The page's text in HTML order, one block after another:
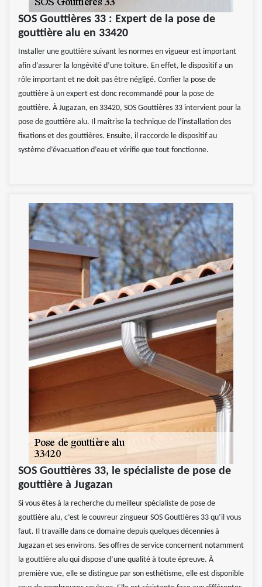
SOS Gouttières 33 : Expert de la pose de
gouttière alu en 33420
Installer une gouttière suivant les normes en vigueur est important
afin d’assurer la longévité d’une toiture. En effet, le dispositif a un
rôle important et ne doit pas être négligé. Confier la pose de
gouttière à un expert est donc recommandé pour la pose de
gouttière. À Jugazan, en 33420, SOS Gouttières 33 intervient pour la
pose de gouttière alu. Il maîtrise la technique de l’installation des
fixations et des gouttières. Ensuite, il raccorde le dispositif au
système d’évacuation d’eau et vérifie que tout fonctionne.
SOS Gouttières 33, le spécialiste de pose de
gouttière à Jugazan
Si vous êtes à la recherche du meilleur spécialiste de pose de
gouttière alu, c’est le couvreur zingueur SOS Gouttières 33 qu’il vous
faut. Il travaille dans ce domaine depuis quelques décennies à
Jugazan et ses environs. Ses offres de service concernent notamment
la gouttière alu qui dispose d’une qualité à toute épreuve. À
première vue, elle se distingue par son esthétisme, elle est disponible